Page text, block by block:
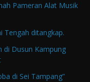
Pameran Alat Musik
Tengah ditangkap.
di Dusun Kampung
di Sei Tampang”